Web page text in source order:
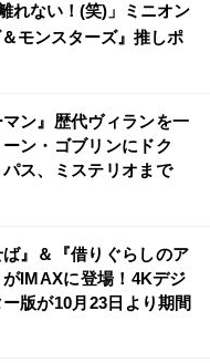
れない！(笑)」ミニオン
モンスターズ』推しポ
マン』歴代ヴィランを一
ン・ゴブリンにドク
ス、ミステリオまで
ば』＆『借りぐらしのア
がIMAXに登場！4Kデジ
版が10月23日より期間